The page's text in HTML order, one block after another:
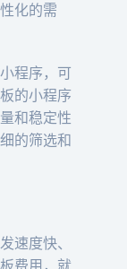
化的需
程序，可
的小程序
和稳定性
的筛选和
速度快、